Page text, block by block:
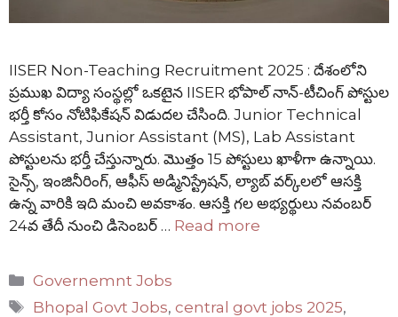
IISER Non-Teaching Recruitment 2025 : దేశంలోని
ప్రముఖ విద్యా సంస్థల్లో ఒకటైన IISER భోపాల్ నాన్-టీచింగ్ పోస్టుల
భర్తీ కోసం నోటిఫికేషన్ విడుదల చేసింది. Junior Technical
Assistant, Junior Assistant (MS), Lab Assistant
పోస్టులను భర్తీ చేస్తున్నారు. మొత్తం 15 పోస్టులు ఖాళీగా ఉన్నాయి.
సైన్స్, ఇంజినీరింగ్, ఆఫీస్ అడ్మినిస్ట్రేషన్, ల్యాబ్ వర్క్‌లలో ఆసక్తి
ఉన్న వారికి ఇది మంచి అవకాశం. ఆసక్తి గల అభ్యర్థులు నవంబర్
24వ తేదీ నుంచి డిసెంబర్ … Read more
Categories
Governemnt Jobs
Tags
Bhopal Govt Jobs,central govt jobs 2025,